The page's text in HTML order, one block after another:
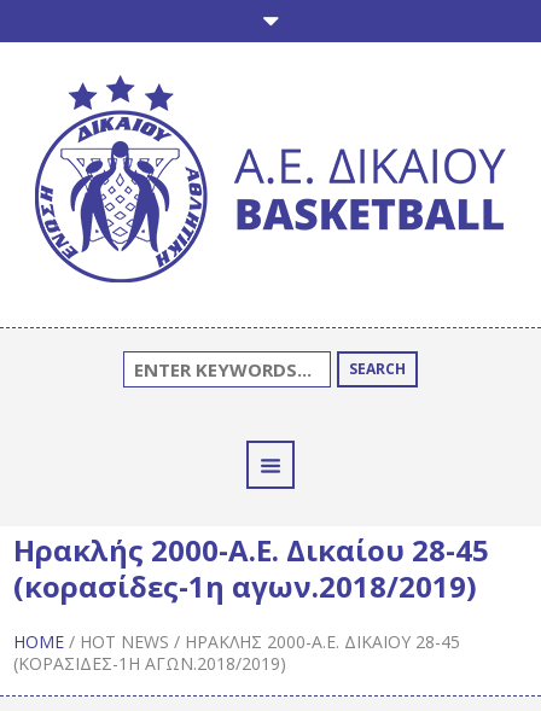
SEARCH
Ηρακλής 2000-Α.Ε. Δικαίου 28-45
(κορασίδες-1η αγων.2018/2019)
HOME / HOT NEWS / ΗΡΑΚΛΉΣ 2000-Α.Ε. ΔΙΚΑΊΟΥ 28-45
(ΚΟΡΑΣΊΔΕΣ-1Η ΑΓΩΝ.2018/2019)